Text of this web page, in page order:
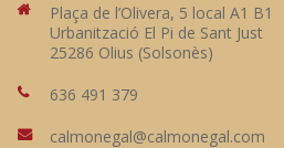
Plaça de l’Olivera, 5 local A1 B1
Urbanització El Pi de Sant Just
25286 Olius (Solsonès)
636 491 379
calmonegal@calmonegal.com